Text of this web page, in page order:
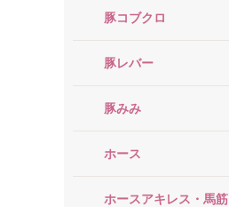
豚コブクロ
豚レバー
豚みみ
ホース
ホースアキレス・馬筋